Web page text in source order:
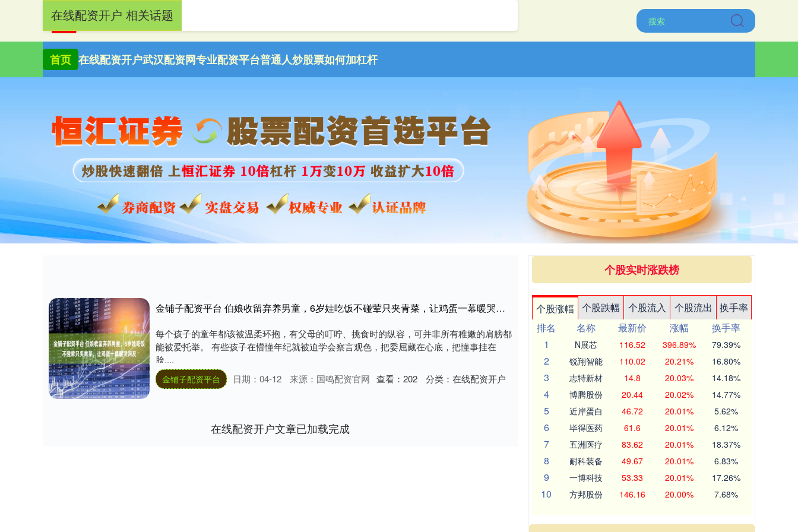
首页 在线配资开户武汉配资网专业配资平台普通人炒股票如何加杠杆
在线配资开户 相关话题
金铺子配资平台 伯娘收留弃养男童，6岁娃吃饭不碰荤只夹青菜，让鸡蛋一幕暖哭网友
每个孩子的童年都该被温柔环抱，有父母的叮咛、挑食时的纵容，可并非所有稚嫩的肩膀都
能被爱托举。 有些孩子在懵懂年纪就被迫学会察言观色，把委屈藏在心底，把懂事挂在
脸....
金铺子配资平台 日期：04-12 来源：国鸣配资官网 查看： 202 分类： 在线配资开户
在线配资开户文章已加载完成
个股实时涨跌榜
个股涨幅 个股跌幅 个股流入 个股流出
换手率
排名
名称 最新价 涨幅
换手率
1
N展芯 116.52 396.89% 79.39%
2 锐翔智能 110.02 20.21% 16.80%
3 志特新材 14.8 20.03% 14.18%
4 博腾股份 20.44 20.02% 14.77%
5 近岸蛋白 46.72 20.01% 5.62%
6 毕得医药 61.6 20.01% 6.12%
7 五洲医疗 83.62 20.01% 18.37%
8 耐科装备 49.67 20.01% 6.83%
9 一博科技 53.33 20.01% 17.26%
10 方邦股份 146.16 20.00% 7.68%